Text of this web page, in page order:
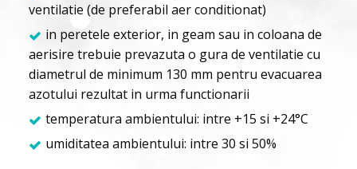
ventilatie (de preferabil aer conditionat)
in peretele exterior, in geam sau in coloana de
aerisire trebuie prevazuta o gura de ventilatie cu
diametrul de minimum 130 mm pentru evacuarea
azotului rezultat in urma functionarii
temperatura ambientului: intre +15 si +24°С
umiditatea ambientului: intre 30 si 50%